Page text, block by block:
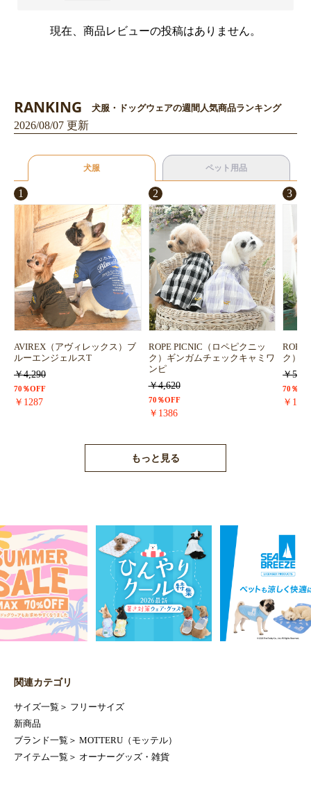
お買い物を続ける カートへ進む
現在、商品レビューの投稿はありません。
RANKING 犬服・ドッグウェアの週間人気商品ランキング
2026/08/07 更新
犬服 ペット用品
1
AVIREX（アヴィレックス）ブ
ルーエンジェルスT
￥4,290
70％OFF
￥1287
2
ROPE PICNIC（ロペピクニッ
ク）ギンガムチェックキャミワ
ンピ
￥4,620
70％OFF
￥1386
3
ROPE
ク）
￥
70％
￥
もっと見る
関連カテゴリ
サイズ一覧 ＞ フリーサイズ
新商品
ブランド一覧 ＞ MOTTERU（モッテル）
アイテム一覧 ＞ オーナーグッズ・雑貨